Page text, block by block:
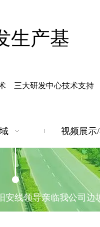
生产基
三大研发中心技术支持
视频展示
安线领导亲临我公司边